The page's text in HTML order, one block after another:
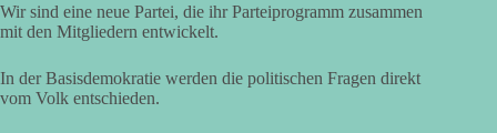
Wir sind eine neue Partei, die ihr Parteiprogramm zusammen
mit den Mitgliedern entwickelt.
In der Basisdemokratie werden die politischen Fragen direkt
vom Volk entschieden.